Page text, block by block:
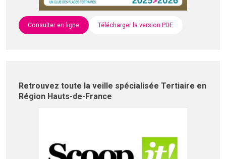
Consulter en ligne Télécharger la version PDF
Retrouvez toute la veille spécialisée Tertiaire en
Région Hauts-de-France